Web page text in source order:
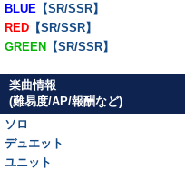
BLUE 【SR/SSR】
RED 【SR/SSR】
GREEN 【SR/SSR】
楽曲情報
(難易度/AP/報酬など)
ソロ
デュエット
ユニット